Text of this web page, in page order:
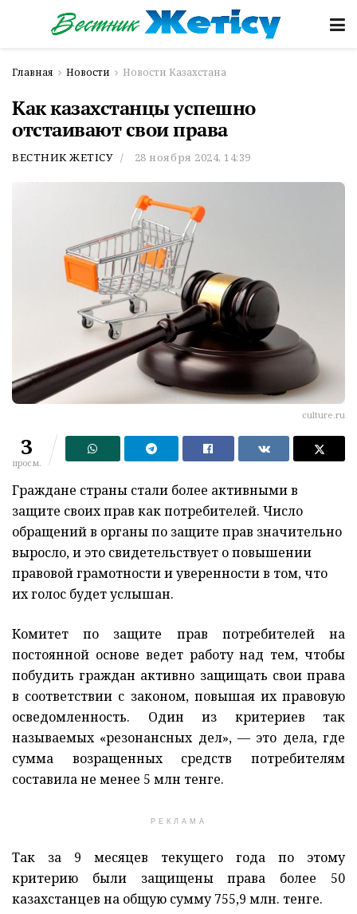
Главная Новости Новости Казахстана
Как казахстанцы успешно
отстаивают свои права
ВЕСТНИК ЖЕТІСУ 28 ноября 2024, 14:39
culture.ru
3
просм.
Граждане страны стали более активными в
защите своих прав как потребителей. Число
обращений в органы по защите прав значительно
выросло, и это свидетельствует о повышении
правовой грамотности и уверенности в том, что
их голос будет услышан.
Комитет по защите прав потребителей на
постоянной основе ведет работу над тем, чтобы
побудить граждан активно защищать свои права
в соответствии с законом, повышая их правовую
осведомленность. Один из критериев так
называемых «резонансных дел», — это дела, где
сумма возращенных средств потребителям
составила не менее 5 млн тенге.
РЕКЛАМА
Так за 9 месяцев текущего года по этому
критерию были защищены права более 50
казахстанцев на общую сумму 755,9 млн. тенге.